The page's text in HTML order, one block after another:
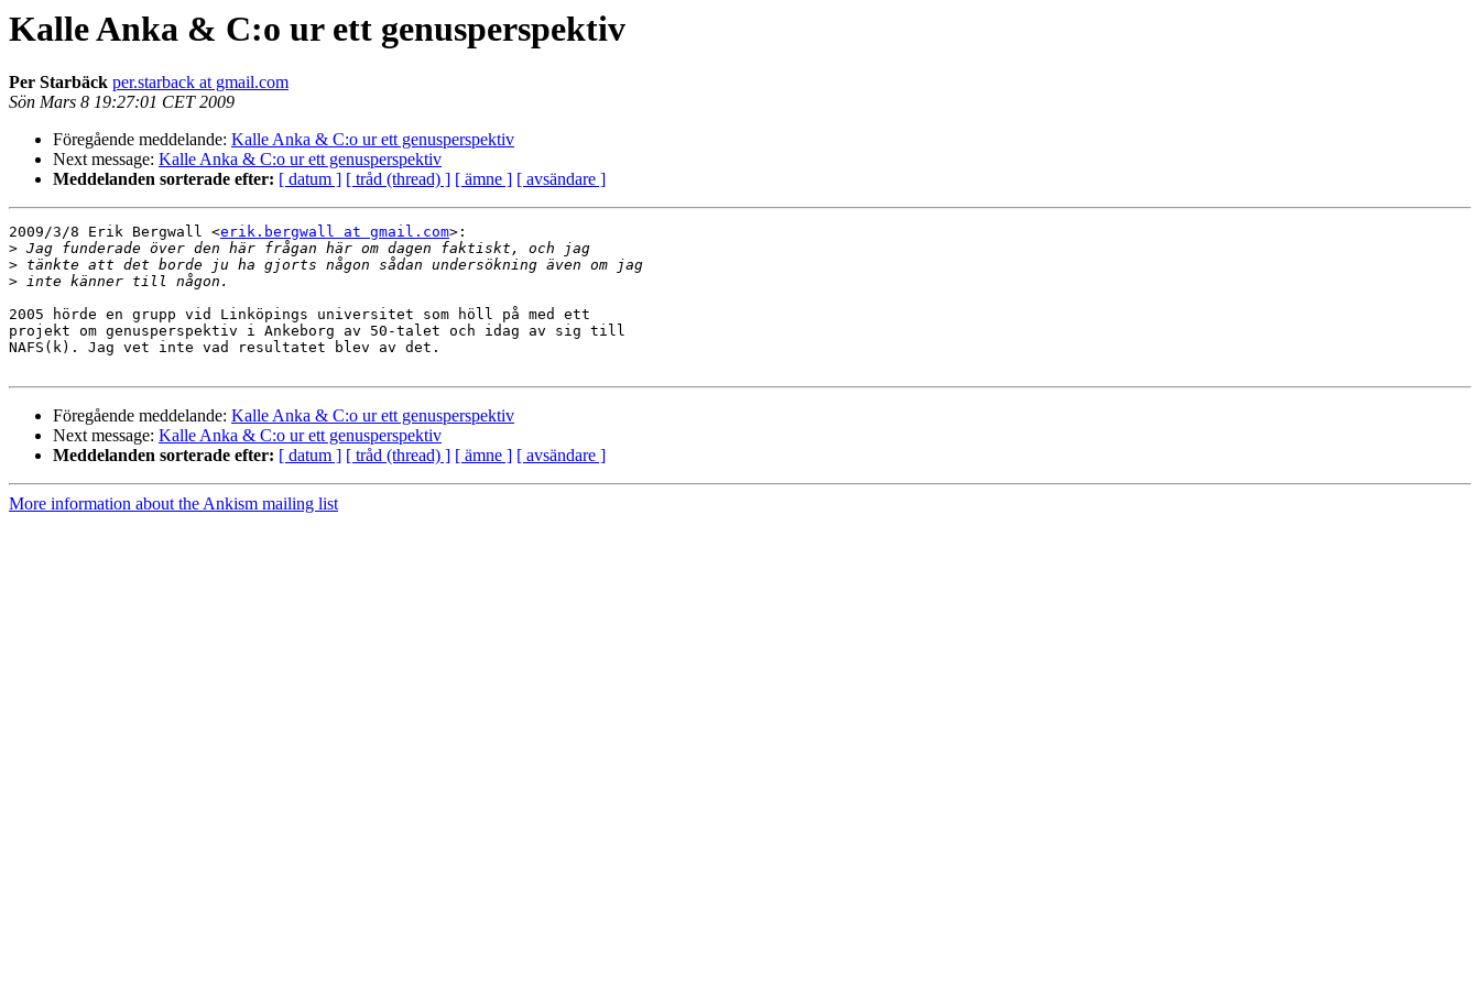
Kalle Anka & C:o ur ett genusperspektiv
Per Starbäck per.starback at gmail.com
Sön Mars 8 19:27:01 CET 2009
Föregående meddelande: Kalle Anka & C:o ur ett genusperspektiv
Next message: Kalle Anka & C:o ur ett genusperspektiv
Meddelanden sorterade efter: [ datum ] [ tråd (thread) ] [ ämne ] [ avsändare ]
2009/3/8 Erik Bergwall <erik.bergwall at gmail.com>:
>
>
>
2005 hörde en grupp vid Linköpings universitet som höll på med ett
projekt om genusperspektiv i Ankeborg av 50-talet och idag av sig till
NAFS(k). Jag vet inte vad resultatet blev av det.
Föregående meddelande: Kalle Anka & C:o ur ett genusperspektiv
Next message: Kalle Anka & C:o ur ett genusperspektiv
Meddelanden sorterade efter: [ datum ] [ tråd (thread) ] [ ämne ] [ avsändare ]
More information about the Ankism mailing list